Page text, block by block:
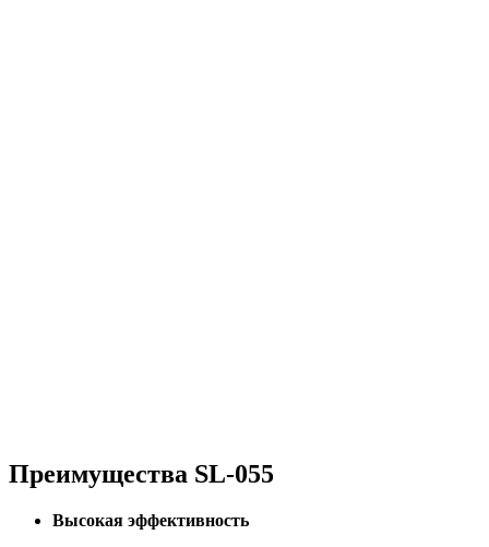
Преимущества SL-055
Высокая эффективность